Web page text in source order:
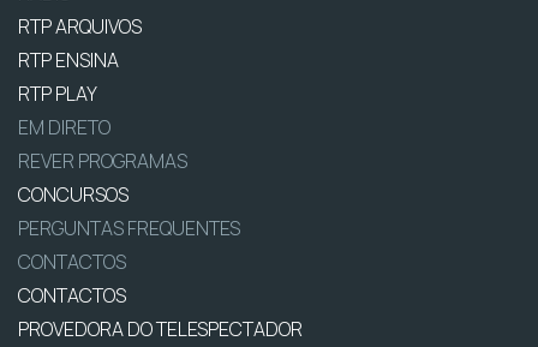
RTP ARQUIVOS
RTP ENSINA
RTP PLAY
EM DIRETO
REVER PROGRAMAS
CONCURSOS
PERGUNTAS FREQUENTES
CONTACTOS
CONTACTOS
PROVEDORA DO TELESPECTADOR